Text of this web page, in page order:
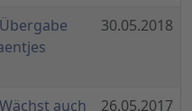
30.05.2018
auch
26.05.2017